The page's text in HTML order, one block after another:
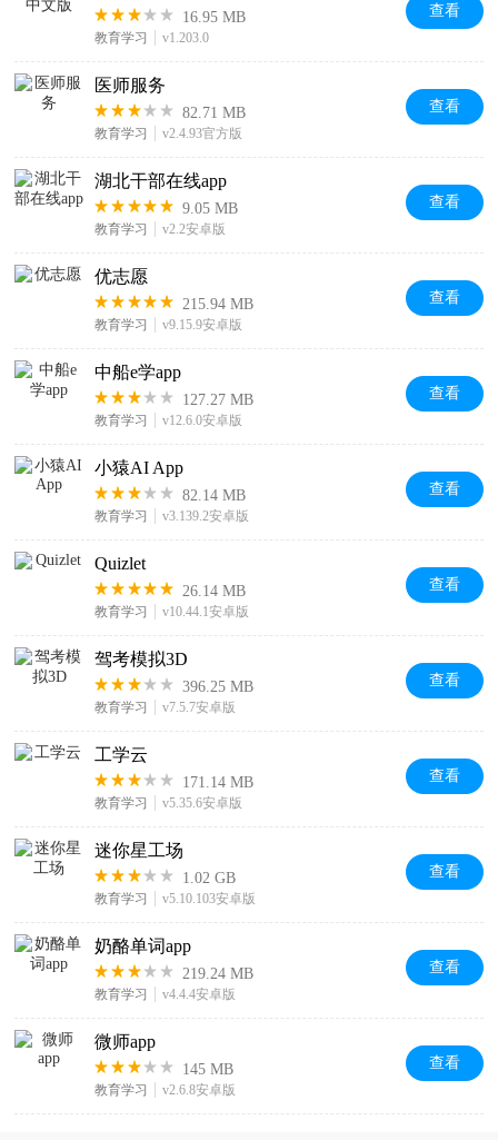
16.95 MB
教育学习 v1.203.0
查看
医师服务
82.71 MB
教育学习 v2.4.93官方版
查看
湖北干部在线app
9.05 MB
教育学习 v2.2安卓版
查看
优志愿
215.94 MB
教育学习 v9.15.9安卓版
查看
中船e学app
127.27 MB
教育学习 v12.6.0安卓版
查看
小猿AI App
82.14 MB
教育学习 v3.139.2安卓版
查看
Quizlet
26.14 MB
教育学习 v10.44.1安卓版
查看
驾考模拟3D
396.25 MB
教育学习 v7.5.7安卓版
查看
工学云
171.14 MB
教育学习 v5.35.6安卓版
查看
迷你星工场
1.02 GB
教育学习 v5.10.103安卓版
查看
奶酪单词app
219.24 MB
教育学习 v4.4.4安卓版
查看
微师app
145 MB
教育学习 v2.6.8安卓版
查看